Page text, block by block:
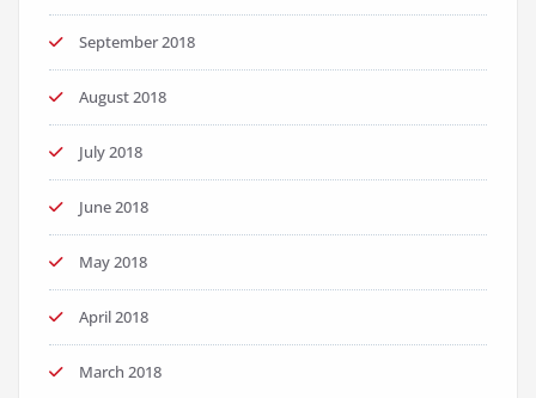
September 2018
August 2018
July 2018
June 2018
May 2018
April 2018
March 2018